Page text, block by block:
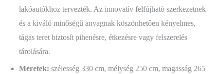
lakóautókhoz tervezték. Az innovatív felfújható szerkezetnek
és a kiváló minőségű anyagnak köszönhetően kényelmes,
tágas teret biztosít pihenésre, étkezésre vagy felszerelés
tárolására.
Méretek: szélesség 330 cm, mélység 250 cm, magasság 265